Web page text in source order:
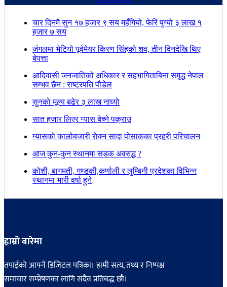
चार दिनमै सुन १७ हजार ९ सय महँगियो, फेरि पुग्यो ३ लाख १
हजार ७ सय
जंगलमा भेटियो पूर्वमेयर किरण सिंहको शव, तीन दिनदेखि थिए
बेपत्ता
आदिवासी जनजातिको अधिकार र सहभागिताबिना समृद्ध नेपाल
सम्भव छैन : राष्ट्रपति पौडेल
सुनकाे मूल्य बढेर ३ लाख नाघ्याे
सात हजार लिएर ग्यास बेच्ने पक्राउ
ग्यासकाे कालोबजारी राेक्न सादा पोसाकका प्रहरी परिचालन
आज कुन-कुन स्थानमा सडक अवरुद्ध ?
कोशी, बागमती, गण्डकी,कर्णाली र लुम्बिनी प्रदेशका विभिन्न
स्थानमा भारी वर्षा हुने
हाम्रो बारेमा
तपाईंको आफ्नै डिजिटल पत्रिका। हामी सत्य, तथ्य र निष्पक्ष
समाचार सम्प्रेषणका लागि सदैव प्रतिबद्ध छौं।